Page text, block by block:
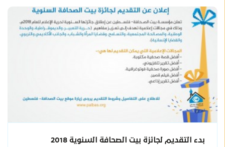
بدء التقديم لجائزة بيت الصحافة السنوية 2018